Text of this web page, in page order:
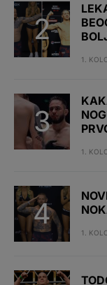
1.
1.
1.